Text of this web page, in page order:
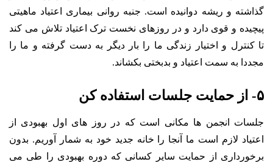
گذاشته و ریشه دوانیده است. جنبه روانی بیماری اعتیاد ماهیتی
پیچیده و قوی دارد و در روزهای نخست ترک اعتیاد تلاش می کند
تا کنترل و اختیار زندگی ما را بار دیگر به دست گرفته و ما را
مجددا به سمت اعتیاد و بدبختی بکشاند.
۵- از حمایت جلسات استفاده کن
جلسات انجمن ها مکانی است که در روز های اول بهبودی از
اعتیاد لازم است ما آنجا را خانه جدید خود به شمار آوریم. بدون
برخورداری از حمایت سایر کسانی که دوره بهبودی را طی می